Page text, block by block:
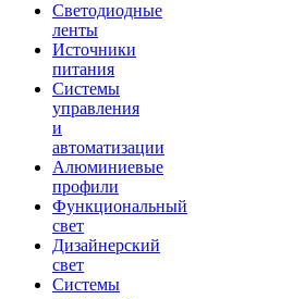
Светодиодные
ленты
Источники
питания
Системы
управления
и
автоматизации
Алюминиевые
профили
Функциональный
свет
Дизайнерский
свет
Системы